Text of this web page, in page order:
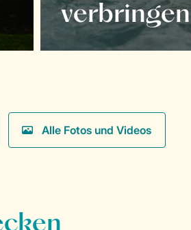
verbringen
Alle Fotos und Videos